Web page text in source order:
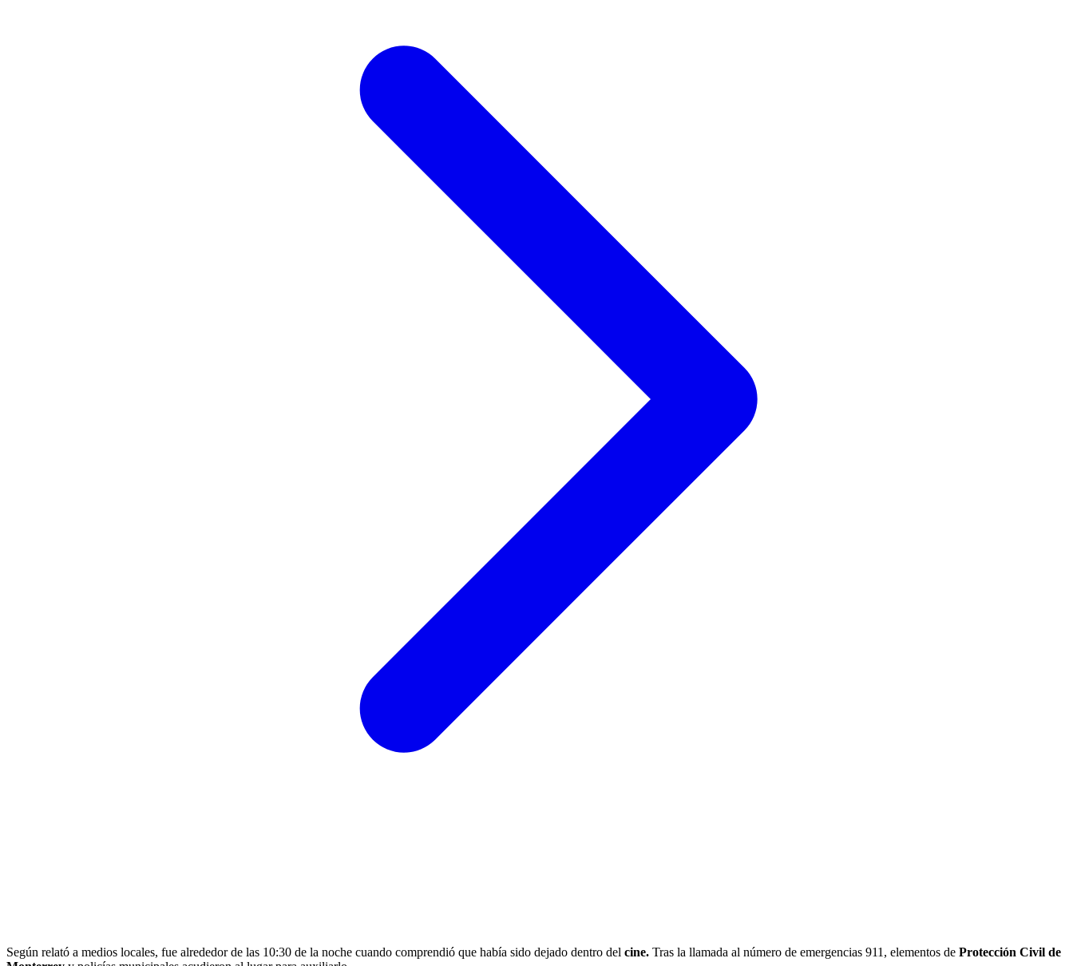
Según relató a medios locales, fue alrededor de las 10:30 de la noche cuando comprendió que había sido dejado dentro del cine. Tras la llamada al número de emergencias 911, elementos de Protección Civil de